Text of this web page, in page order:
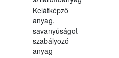
Kelátképző
anyag,
savanyúságot
szabályozó
anyag